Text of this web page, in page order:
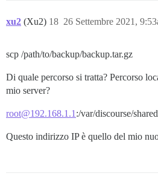
xu2 (Xu2) 26 Settembre 2021,
18
scp /path/to/backup/backup.tar.gz
Di quale percorso si tratta? Percorso
mio server?
root@192.168.1.1 :/var/discourse/
Questo indirizzo IP è quello del mio